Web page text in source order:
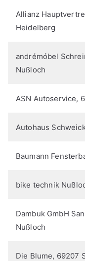
Allianz
Heidelberg
andrémóbel
Nußloch
ASN Autoservice,
Autohaus
Baumann
bike technik
Dambuk GmbH
Nußloch
Die Blume, 69207